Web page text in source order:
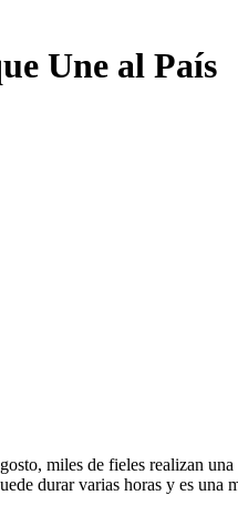
Une al País
miles de fieles realizan
durar varias horas y es una